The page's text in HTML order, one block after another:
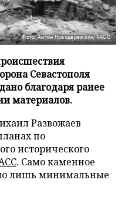
Фото: Антон Новодережкин/ТАСС
Севастополя
благодаря ранее
материалов.
Развожаев
по
исторического
. Само каменное
лишь минимальные